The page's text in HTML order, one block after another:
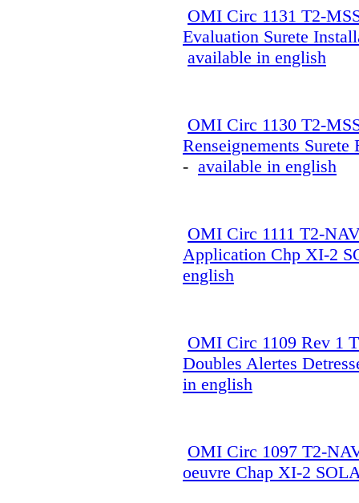
OMI Circ 1131 T2-
Evaluation Surete
available in english
OMI Circ 1130 T2-
Renseignements
- available in english
OMI Circ 1111 T2-
Application Chp XI-2
english
OMI Circ 1109 Rev 1
Doubles Alertes
in english
OMI Circ 1097 T2-
oeuvre Chap XI-2